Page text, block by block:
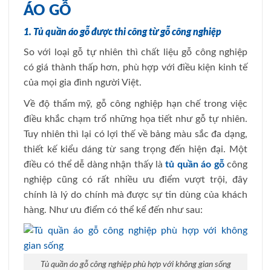
ÁO GỖ
1. Tủ quần áo gỗ được thi công từ gỗ công nghiệp
So với loại gỗ tự nhiên thì chất liệu gỗ công nghiệp
có giá thành thấp hơn, phù hợp với điều kiện kinh tế
của mọi gia đình người Việt.
Về độ thẩm mỹ, gỗ công nghiệp hạn chế trong việc
điều khắc chạm trổ những họa tiết như gỗ tự nhiên.
Tuy nhiên thì lại có lợi thế về bảng màu sắc đa dạng,
thiết kế kiểu dáng từ sang trọng đến hiện đại. Một
điều có thể dễ dàng nhận thấy làtủ quần áo gỗcông
nghiệp cũng có rất nhiều ưu điểm vượt trội, đây
chính là lý do chính mà được sự tin dùng của khách
hàng. Như ưu điểm có thể kể đến như sau:
Tủ quần áo gỗ công nghiệp phù hợp với không gian sống